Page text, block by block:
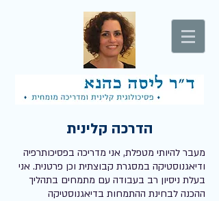
הדרכה קלינית
מעבר להיותי מטפלת, אני מדריכה בפסיכותרפיה
ודיאגנוסטיקה במסגרת קבוצתית וכן פרטנית. אני
בעלת ניסיון רב בעבודה עם מתמחים בתהליך
ההכנה לבחינת ההתמחות בדיאגנוסטיקה